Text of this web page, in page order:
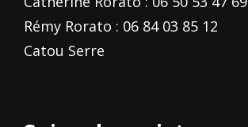
Rémy Rorato : 06 84 03 85 12
Catou Serre